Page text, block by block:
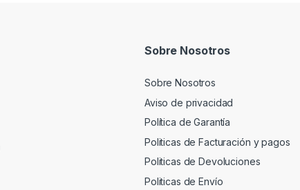
Sobre Nosotros
Sobre Nosotros
Aviso de privacidad
Política de Garantía
Politicas de Facturación y pagos
Politicas de Devoluciones
Politicas de Envío